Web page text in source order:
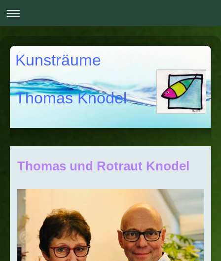
Kunsträume
Thomas Knodel
Thomas und Rotraut Knodel